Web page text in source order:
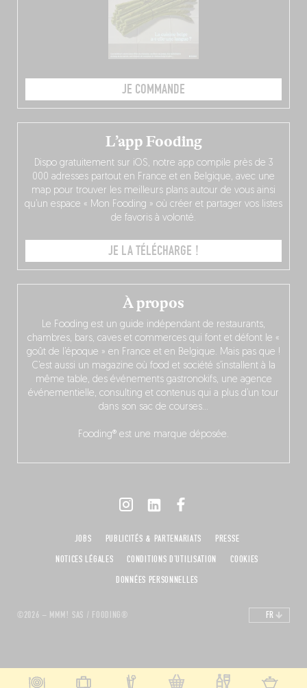
JE COMMANDE
À propos
Le Fooding est un guide indépendant de restaurants,
chambres, bars, caves et commerces qui font et défont le «
goût de l’époque » en France et en Belgique. Mais pas que !
C’est aussi un magazine où food et société s’installent à la
même table, des événements gastronokifs, une agence
événementielle, consulting et contenus qui a plus d’un tour
dans son sac de courses…
Fooding® est une marque déposée.
L’app Fooding
Dispo gratuitement sur iOS, notre app compile près de 3
000 adresses partout en France et en Belgique, avec une
map pour trouver les meilleurs plans autour de vous ainsi
qu’un espace « Mon Fooding » où créer et partager vos listes
de favoris à volonté.
JE LA TÉLÉCHARGE !
©2026 – MMM! SAS / FOODING®
JOBS PUBLICITÉS & PARTENARIATS
PRESSE
NOTICES LÉGALES
CONDITIONS D'UTILISATION
COOKIES
DONNÉES PERSONNELLES
FR